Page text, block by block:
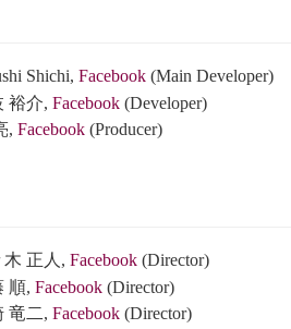
Shichi, Facebook (Main Developer)
裕介, Facebook (Developer)
, Facebook (Producer)
木 正人, Facebook (Director)
順, Facebook (Director)
竜二, Facebook (Director)